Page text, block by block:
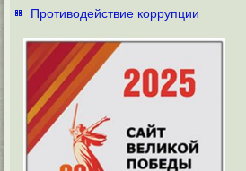
Противодействие коррупции